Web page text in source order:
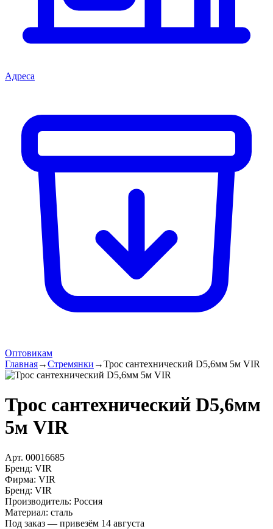
Адреса
Оптовикам
Главная→Стремянки →Трос сантехнический D5,6мм 5м VIR
Трос сантехнический D5,6мм
5м VIR
Арт. 00016685
Бренд: VIR
Фирма: VIR
Бренд: VIR
Производитель: Россия
Материал: сталь
Под заказ — привезём 14 августа